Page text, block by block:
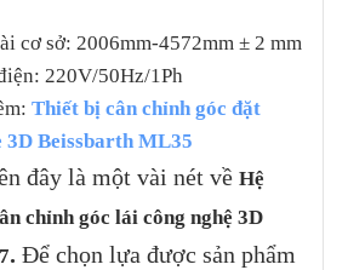
cơ sở: 2006mm-4572mm ± 2 mm
220V/50Hz/1Ph
Thiết bị cân chỉnh góc đặt
3D Beissbarth ML35
đây là một vài nét về Hệ
chỉnh góc lái công nghệ 3D
. Để chọn lựa được sản phẩm